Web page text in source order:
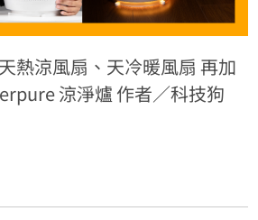
熱涼風扇、天冷暖風扇 再加
涼淨爐 作者／科技狗